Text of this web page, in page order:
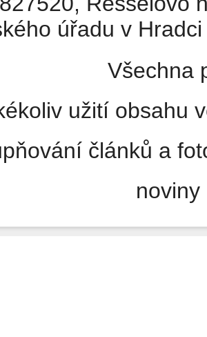
úřadu v
Všechna
užití obsahu
článků a